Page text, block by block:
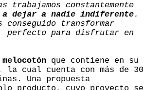
trabajamos constantemente
a dejar a nadie indiferente.
conseguido transformar
perfecto para disfrutar en
que contiene en su
la cual cuenta con más de 30
Una propuesta